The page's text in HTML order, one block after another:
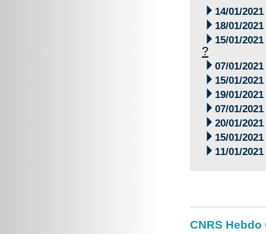
 14/01/2021
 18/01/2021
 15/01/2021
?
 07/01/2021
 15/01/2021
 19/01/2021
 07/01/2021
 20/01/2021
 15/01/2021
 11/01/2021
CNRS